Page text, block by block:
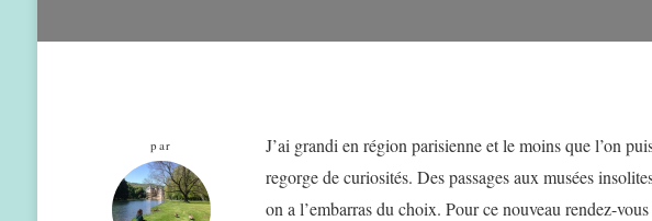
par
J’ai grandi en région parisienne et le moins que l’on
regorge de curiosités. Des passages aux musées
on a l’embarras du choix. Pour ce nouveau rendez-